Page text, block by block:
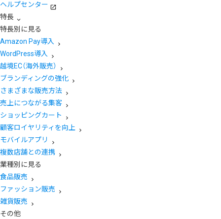
ヘルプセンター
特長
特長別に見る
Amazon Pay導入
WordPress導入
越境EC（海外販売）
ブランディングの強化
さまざまな販売方法
売上につながる集客
ショッピングカート
顧客ロイヤリティを向上
モバイルアプリ
複数店舗との連携
業種別に見る
食品販売
ファッション販売
雑貨販売
その他